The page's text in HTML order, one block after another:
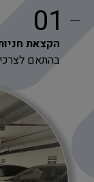
01
הקצאת
בהתאם